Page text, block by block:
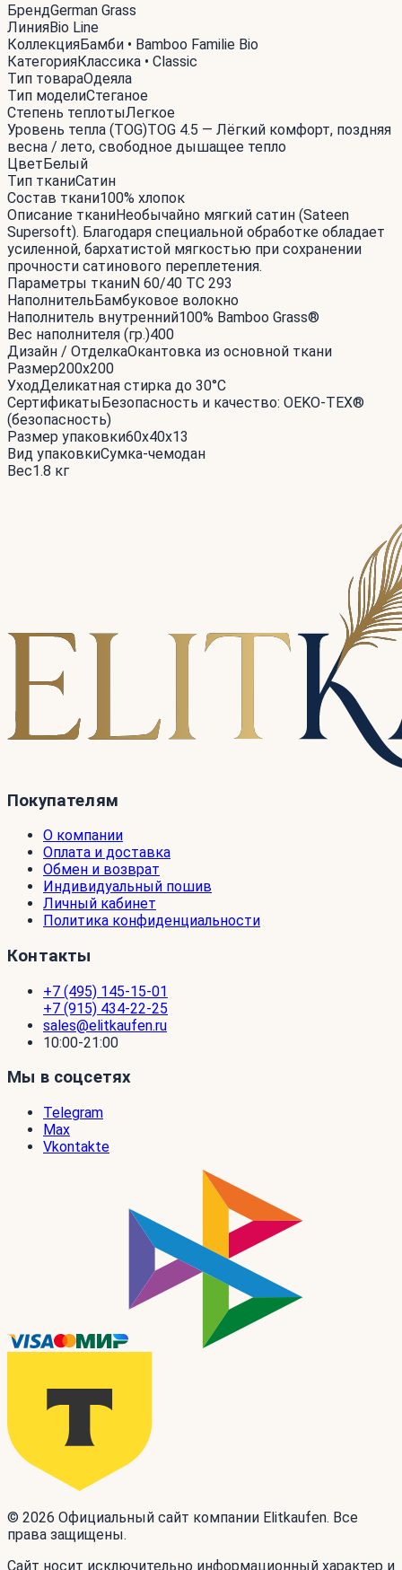
БрендGerman Grass
ЛинияBio Line
КоллекцияБамби • Bamboo Familie Bio
КатегорияКлассика • Classic
Тип товараОдеяла
Тип моделиСтеганое
Степень теплотыЛегкое
Уровень тепла (TOG)TOG 4.5 — Лёгкий комфорт, поздняя
весна / лето, свободное дышащее тепло
ЦветБелый
Тип тканиСатин
Состав ткани100% хлопок
Описание тканиНеобычайно мягкий сатин (Sateen
Supersoft). Благодаря специальной обработке обладает
усиленной, бархатистой мягкостью при сохранении
прочности сатинового переплетения.
Параметры тканиN 60/40 TC 293
НаполнительБамбуковое волокно
Наполнитель внутренний100% Bamboo Grass®
Вес наполнителя (гр.)400
Дизайн / ОтделкаОкантовка из основной ткани
Размер200x200
УходДеликатная стирка до 30°С
СертификатыБезопасность и качество: OEKO-TEX®
(безопасность)
Размер упаковки60x40x13
Вид упаковкиСумка-чемодан
Вес1.8 кг
Покупателям
О компании
Оплата и доставка
Обмен и возврат
Индивидуальный пошив
Личный кабинет
Политика конфиденциальности
Контакты
+7 (495) 145-15-01
+7 (915) 434-22-25
sales@elitkaufen.ru
10:00-21:00
Мы в соцсетях
Telegram
Max
Vkontakte
© 2026 Официальный сайт компании Elitkaufen. Все
права защищены.
Сайт носит исключительно информационный характер и